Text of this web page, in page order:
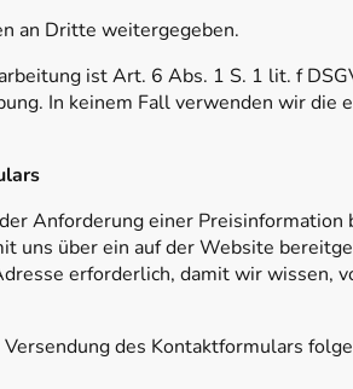
an Dritte weitergegeben.
ist Art. 6 Abs. 1 S. 1 lit. f
In keinem Fall verwenden wir die
Anforderung einer
uns über ein auf der Website
erforderlich, damit wir wissen,
des Kontaktformulars